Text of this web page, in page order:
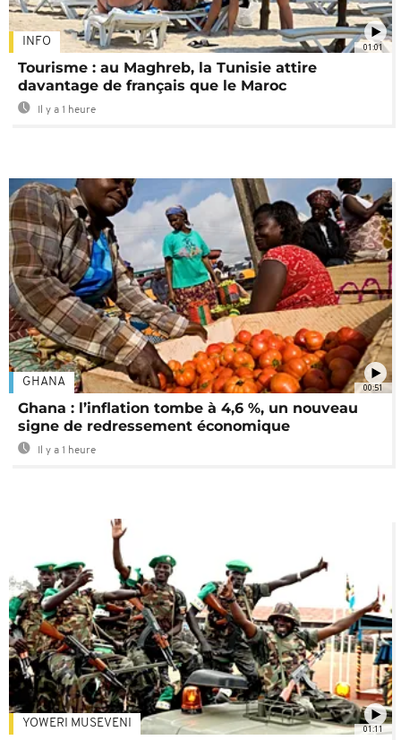
01:01
INFO
Tourisme : au Maghreb, la Tunisie attire
davantage de français que le Maroc
Il y a 1 heure
00:51
GHANA
Ghana : l’inflation tombe à 4,6 %, un nouveau
signe de redressement économique
Il y a 1 heure
01:11
YOWERI MUSEVENI